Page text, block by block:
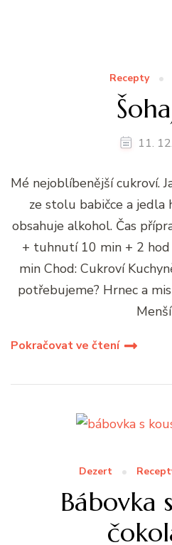
Recepty
11.
Mé nejoblíbenější cukroví.
ze stolu babičce a jedla
obsahuje alkohol. Čas
+ tuhnutí 10 min + 2 hod
min Chod: Cukroví
potřebujeme? Hrnec a
Pokračovat ve čtení
Dezert
Bábovka